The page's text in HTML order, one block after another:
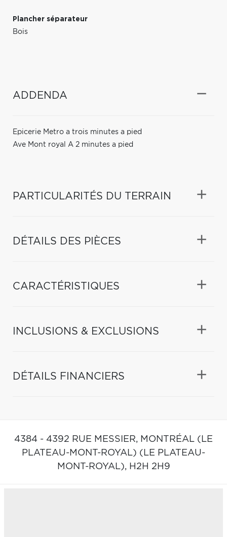
Plancher séparateur
Bois
ADDENDA
Epicerie Metro a trois minutes a pied
Ave Mont royal A 2 minutes a pied
PARTICULARITÉS DU TERRAIN
DÉTAILS DES PIÈCES
CARACTÉRISTIQUES
INCLUSIONS & EXCLUSIONS
DÉTAILS FINANCIERS
4384 - 4392 RUE MESSIER, MONTRÉAL (LE
PLATEAU-MONT-ROYAL) (LE PLATEAU-
MONT-ROYAL), H2H 2H9